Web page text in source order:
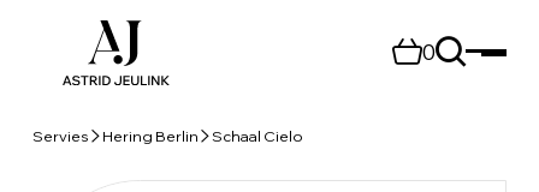
0
Servies Hering Berlin Schaal Cielo